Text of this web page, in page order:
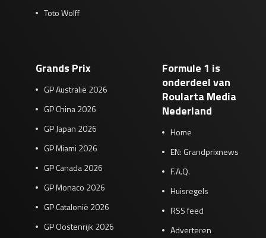
Toto Wolff
Grands Prix
GP Australië 2026
GP China 2026
GP Japan 2026
GP Miami 2026
GP Canada 2026
GP Monaco 2026
GP Catalonië 2026
GP Oostenrijk 2026
Formule 1 is
onderdeel van
Roularta Media
Nederland
Home
EN: Grandprixnews
F.A.Q.
Huisregels
RSS feed
Adverteren